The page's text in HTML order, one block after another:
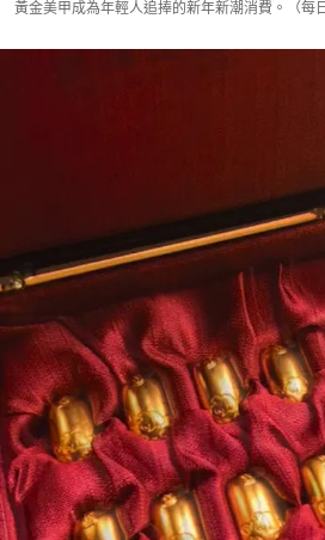
黃金美甲成為年輕人追捧的新年新潮消費。（每